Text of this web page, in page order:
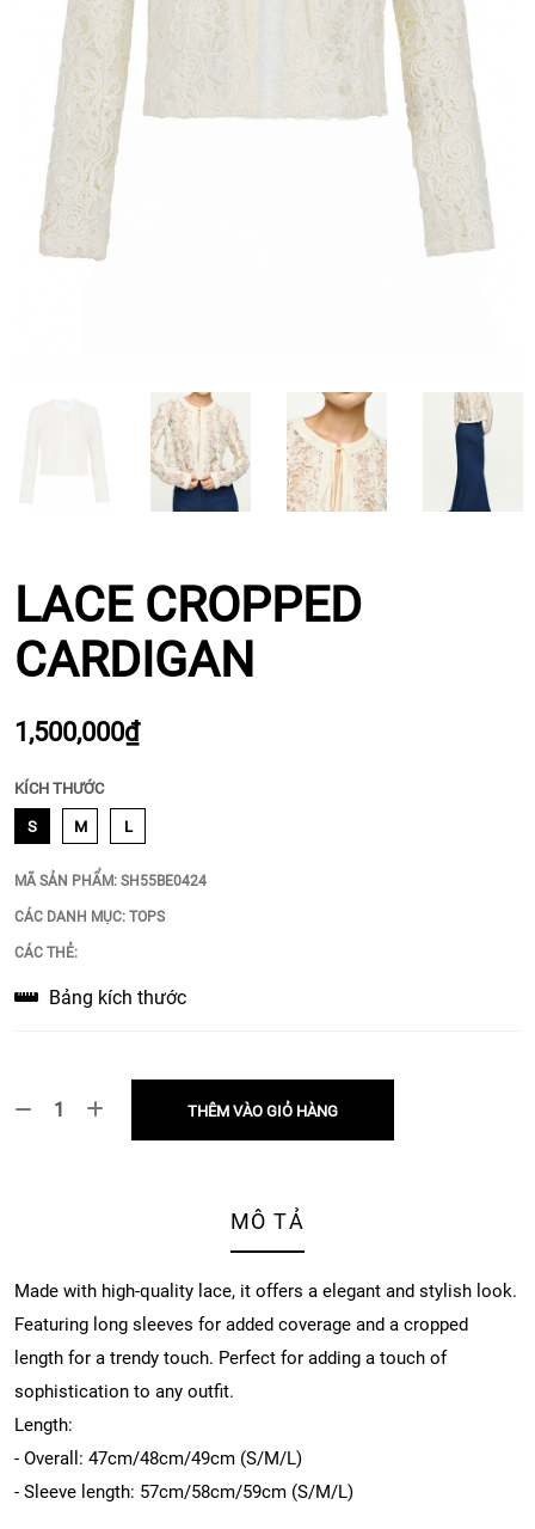
LACE CROPPED
CARDIGAN
1,500,000₫
KÍCH THƯỚC
S M L
MÃ SẢN PHẨM: SH55BE0424
CÁC DANH MỤC: TOPS
CÁC THẺ:
Bảng kích thước
THÊM VÀO GIỎ HÀNG
MÔ TẢ
Made with high-quality lace, it offers a elegant and stylish look.
Featuring long sleeves for added coverage and a cropped
length for a trendy touch. Perfect for adding a touch of
sophistication to any outfit.
Length:
- Overall: 47cm/48cm/49cm (S/M/L)
- Sleeve length: 57cm/58cm/59cm (S/M/L)